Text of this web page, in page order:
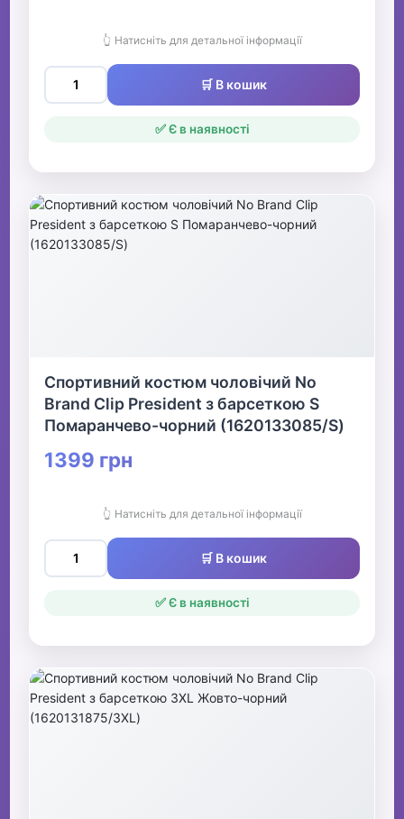
👆 Натисніть для детальної інформації
🛒 В кошик
✅ Є в наявності
Спортивний костюм чоловічий No
Brand Clip President з барсеткою S
Помаранчево-чорний (1620133085/S)
1399 грн
👆 Натисніть для детальної інформації
🛒 В кошик
✅ Є в наявності